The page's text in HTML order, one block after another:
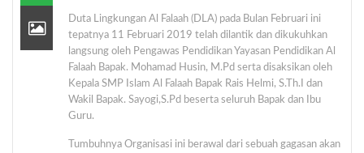
Duta Lingkungan Al Falaah (DLA) pada Bulan Februari ini
tepatnya 11 Februari 2019 telah dilantik dan dikukuhkan
langsung oleh Pengawas Pendidikan Yayasan Pendidikan Al
Falaah Bapak. Mohamad Husin, M.Pd serta disaksikan oleh
Kepala SMP Islam Al Falaah Bapak Rais Helmi, S.Th.I dan
Wakil Bapak. Sayogi,S.Pd beserta seluruh Bapak dan Ibu
Guru.
Tumbuhnya Organisasi ini berawal dari sebuah gagasan akan